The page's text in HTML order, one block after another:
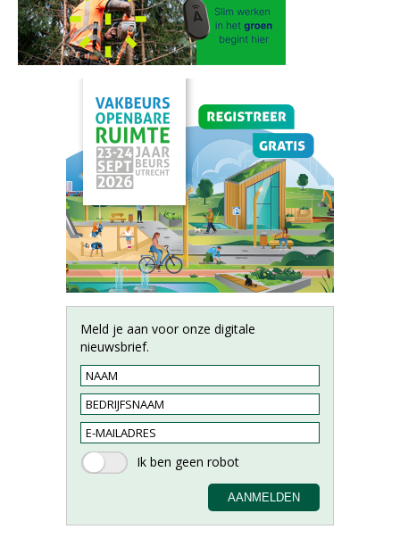
Meld je aan voor onze digitale
nieuwsbrief.